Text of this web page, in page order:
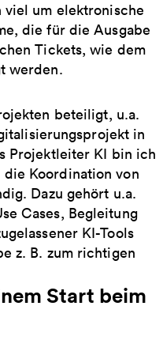
um elektronische
die für die Ausgabe
Tickets, wie dem
werden.
beteiligt, u.a.
in
Projektleiter KI bin ich
die Koordination von
Dazu gehört u.a.
Cases, Begleitung
KI-Tools
z. B. zum richtigen
Start beim